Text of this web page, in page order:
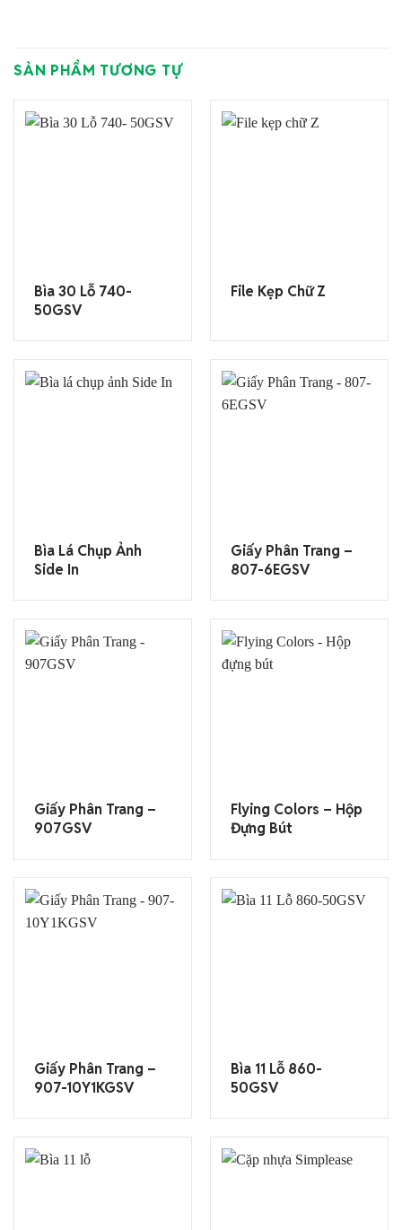
SẢN PHẨM TƯƠNG TỰ
Bìa 30 Lỗ 740-
50GSV
File Kẹp Chữ Z
Bìa Lá Chụp Ảnh
Side In
Giấy Phân Trang –
807-6EGSV
Giấy Phân Trang –
907GSV
Flying Colors – Hộp
Đựng Bút
Giấy Phân Trang –
907-10Y1KGSV
Bìa 11 Lỗ 860-
50GSV